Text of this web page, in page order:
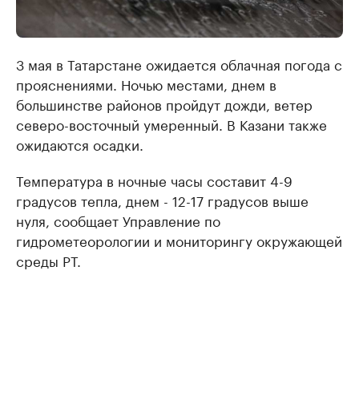
3 мая в Татарстане ожидается облачная погода с
прояснениями. Ночью местами, днем в
большинстве районов пройдут дожди, ветер
северо-восточный умеренный. В Казани также
ожидаются осадки.
Температура в ночные часы составит 4-9
градусов тепла, днем - 12-17 градусов выше
нуля, сообщает Управление по
гидрометеорологии и мониторингу окружающей
среды РТ.